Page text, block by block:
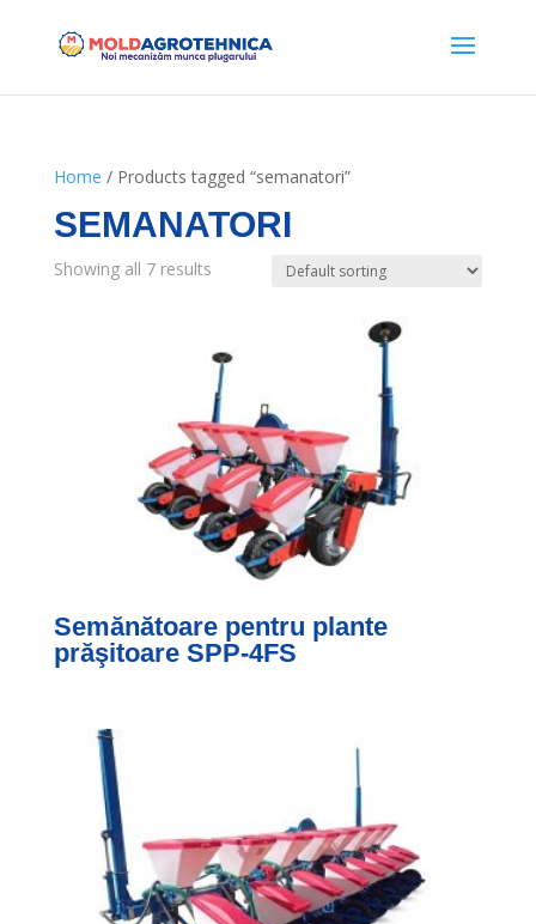
Home / Products tagged “semanatori”
SEMANATORI
Showing all 7 results
Semănătoare pentru plante
prăşitoare SPP-4FS